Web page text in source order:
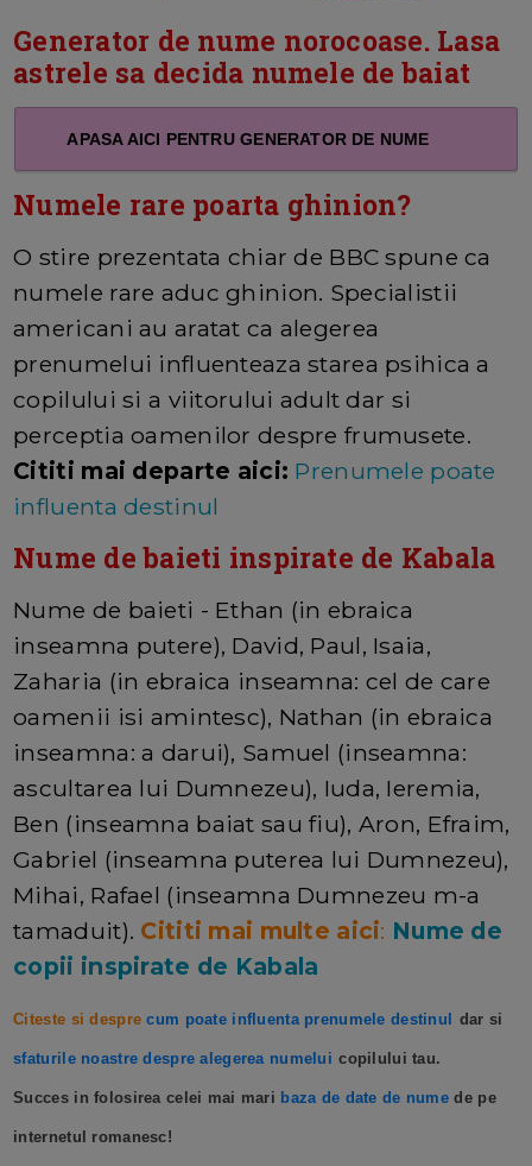
Generator de nume norocoase. Lasa
astrele sa decida numele de baiat
APASA AICI PENTRU GENERATOR DE NUME
Numele rare poarta ghinion?
O stire prezentata chiar de BBC spune ca
numele rare aduc ghinion. Specialistii
americani au aratat ca alegerea
prenumelui influenteaza starea psihica a
copilului si a viitorului adult dar si
perceptia oamenilor despre frumusete.
Cititi mai departe aici: Prenumele poate
influenta destinul
Nume de baieti inspirate de Kabala
Nume de baieti - Ethan (in ebraica
inseamna putere), David, Paul, Isaia,
Zaharia (in ebraica inseamna: cel de care
oamenii isi amintesc), Nathan (in ebraica
inseamna: a darui), Samuel (inseamna:
ascultarea lui Dumnezeu), Iuda, Ieremia,
Ben (inseamna baiat sau fiu), Aron, Efraim,
Gabriel (inseamna puterea lui Dumnezeu),
Mihai, Rafael (inseamna Dumnezeu m-a
tamaduit). Cititi mai multe aici: Nume de
copii inspirate de Kabala
Citeste si desprecum poate influenta prenumele destinul dar si
sfaturile noastre despre alegerea numelui copilului tau.
Succes in folosirea celei mai mari baza de date de numede pe
internetul romanesc!